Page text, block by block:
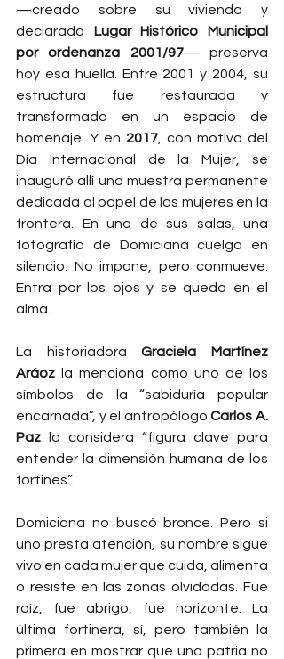
—creado sobre su vivienda y
declarado Lugar Histórico Municipal
por ordenanza 2001/97— preserva
hoy esa huella. Entre 2001 y 2004, su
estructura fue restaurada y
transformada en un espacio de
homenaje. Y en 2017 , con motivo del
Día Internacional de la Mujer, se
inauguró allí una muestra permanente
dedicada al papel de las mujeres en la
frontera. En una de sus salas, una
fotografía de Domiciana cuelga en
silencio. No impone, pero conmueve.
Entra por los ojos y se queda en el
alma.
La historiadora Graciela Martínez
Aráoz la menciona como uno de los
símbolos de la “sabiduría popular
encarnada”, y el antropólogo Carlos A.
Paz la considera “figura clave para
entender la dimensión humana de los
fortines”.
Domiciana no buscó bronce. Pero si
uno presta atención, su nombre sigue
vivo en cada mujer que cuida, alimenta
o resiste en las zonas olvidadas. Fue
raíz, fue abrigo, fue horizonte. La
última fortinera, sí, pero también la
primera en mostrar que una patria no